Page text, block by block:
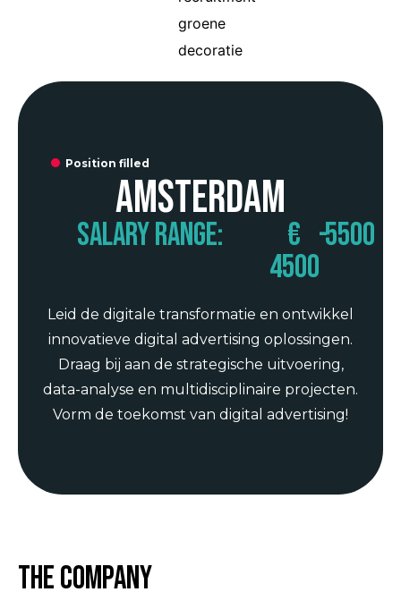
Position filled
Amsterdam
Salary range:
€
4500
-5500
Leid de digitale transformatie en ontwikkel
innovatieve digital advertising oplossingen.
Draag bij aan de strategische uitvoering,
data-analyse en multidisciplinaire projecten.
Vorm de toekomst van digital advertising!
The Company